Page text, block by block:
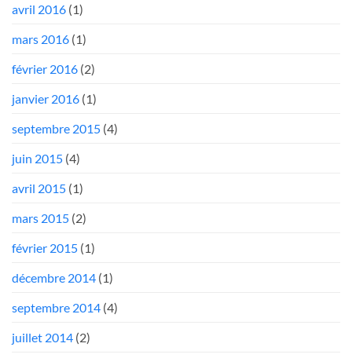
avril 2016 (1)
mars 2016 (1)
février 2016 (2)
janvier 2016 (1)
septembre 2015 (4)
juin 2015 (4)
avril 2015 (1)
mars 2015 (2)
février 2015 (1)
décembre 2014 (1)
septembre 2014 (4)
juillet 2014 (2)